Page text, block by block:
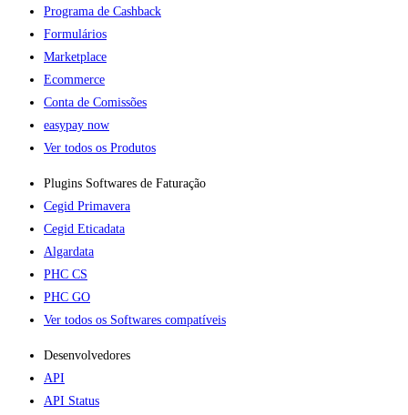
Programa de Cashback
Formulários
Marketplace
Ecommerce
Conta de Comissões
easypay now
Ver todos os Produtos
Plugins Softwares de Faturação​
Cegid Primavera
Cegid Eticadata
Algardata
PHC CS
PHC GO
Ver todos os Softwares compatíveis
Desenvolvedores
API
API Status